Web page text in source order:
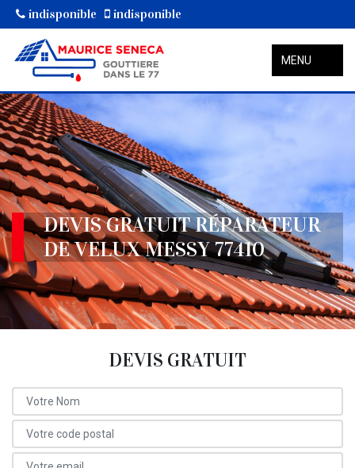
indisponible indisponible
MENU
DEVIS GRATUIT RÉPARATEUR
DE VELUX MESSY 77410
DEVIS GRATUIT